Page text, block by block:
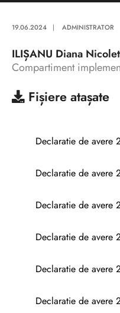
19.06.2024 | ADMINISTRATOR
ILIȘANU Diana
Compartiment
Fișiere atașate
Declaratie de avere
Declaratie de avere
Declaratie de avere
Declaratie de avere
Declaratie de avere
Declaratie de avere